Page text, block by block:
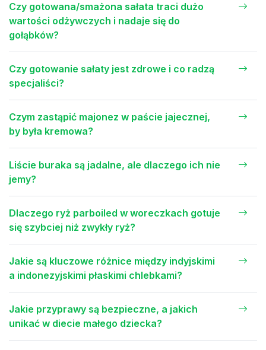
Czy gotowana/smażona sałata traci dużo
wartości odżywczych i nadaje się do
gołąbków?
Czy gotowanie sałaty jest zdrowe i co radzą
specjaliści?
Czym zastąpić majonez w paście jajecznej,
by była kremowa?
Liście buraka są jadalne, ale dlaczego ich nie
jemy?
Dlaczego ryż parboiled w woreczkach gotuje
się szybciej niż zwykły ryż?
Jakie są kluczowe różnice między indyjskimi
a indonezyjskimi płaskimi chlebkami?
Jakie przyprawy są bezpieczne, a jakich
unikać w diecie małego dziecka?